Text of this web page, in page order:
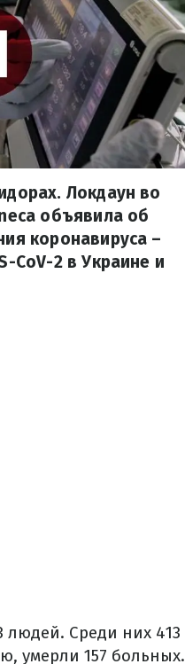
Локдаун во
объявила об
коронавируса –
CoV-2 в Украине и
людей. Среди них 413
умерли 157 больных.